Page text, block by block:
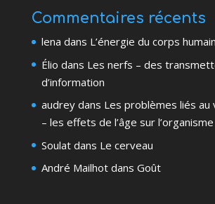
Commentaires récents
lena dans L’énergie du corps humain
Élio dans Les nerfs – des
d’information
audreydans Les problèmes liés au
– les effets de l’âge sur l’organisme
Soulatdans Le cerveau
André Mailhotdans Goût